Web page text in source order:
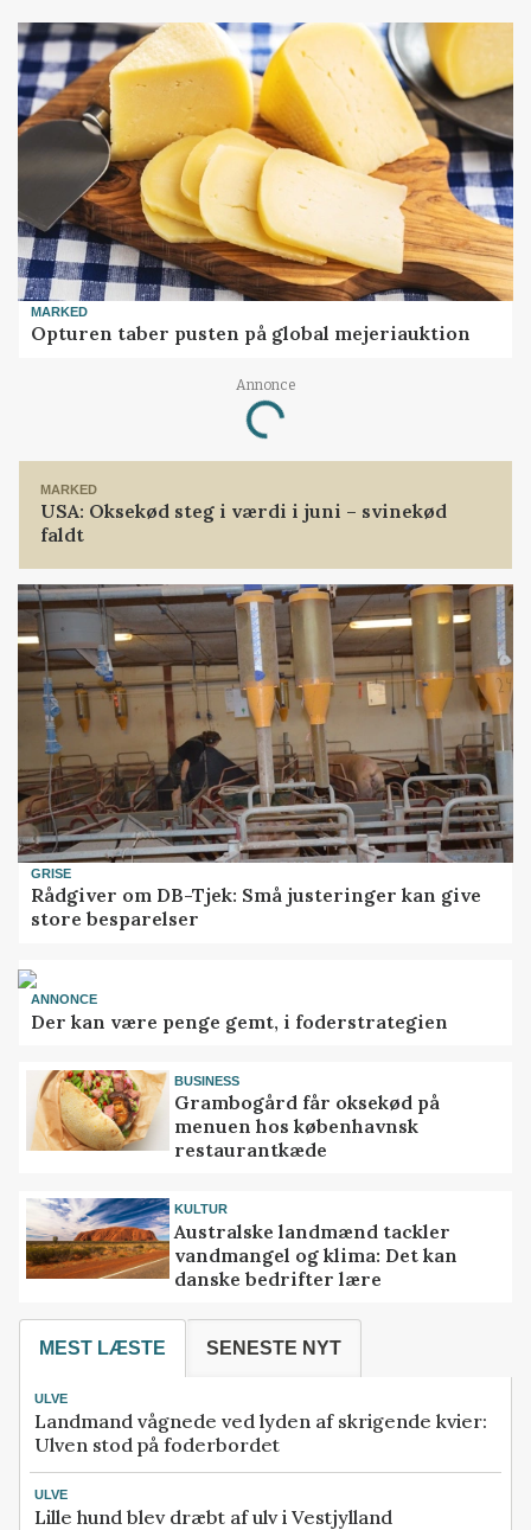
MARKED
Opturen taber pusten på global mejeriauktion
Annonce
Loading...
MARKED
USA: Oksekød steg i værdi i juni – svinekød
faldt
GRISE
Rådgiver om DB-Tjek: Små justeringer kan give
store besparelser
ANNONCE
Der kan være penge gemt, i foderstrategien
BUSINESS
Grambogård får oksekød på
menuen hos københavnsk
restaurantkæde
KULTUR
Australske landmænd tackler
vandmangel og klima: Det kan
danske bedrifter lære
MEST LÆSTE SENESTE NYT
ULVE
Landmand vågnede ved lyden af skrigende kvier:
Ulven stod på foderbordet
ULVE
Lille hund blev dræbt af ulv i Vestjylland